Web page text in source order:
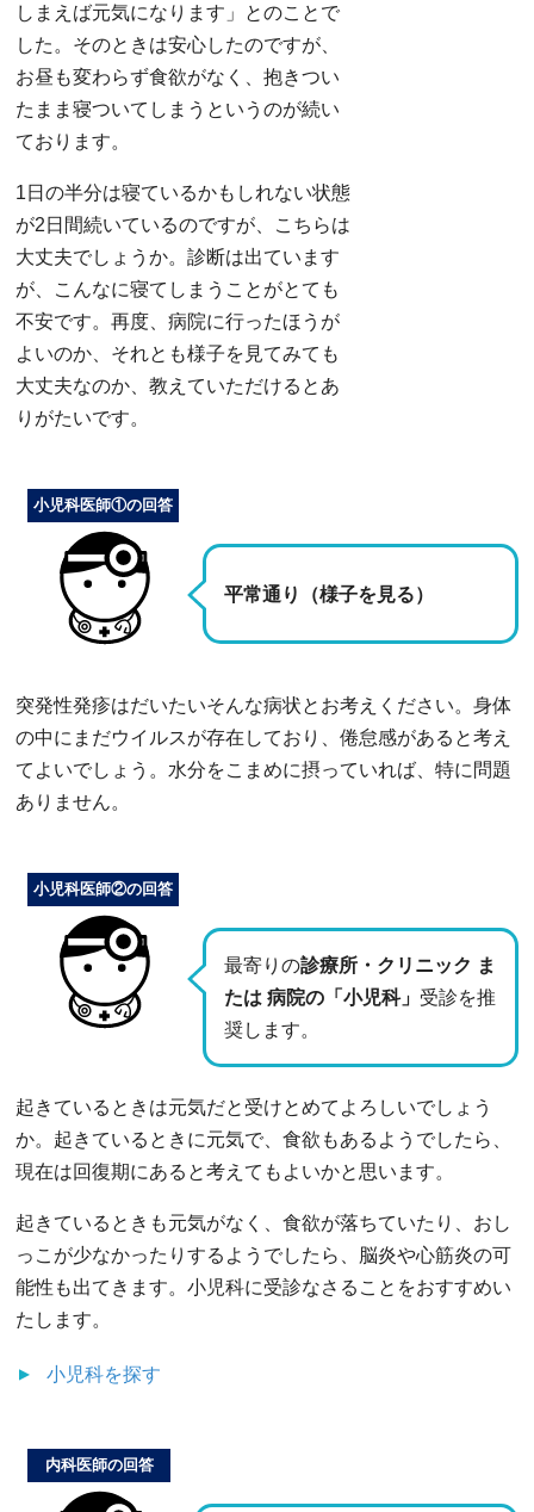
しまえば元気になります」とのことで
した。そのときは安心したのですが、
お昼も変わらず食欲がなく、抱きつい
たまま寝ついてしまうというのが続い
ております。
1日の半分は寝ているかもしれない状態
が2日間続いているのですが、こちらは
大丈夫でしょうか。診断は出ています
が、こんなに寝てしまうことがとても
不安です。再度、病院に行ったほうが
よいのか、それとも様子を見てみても
大丈夫なのか、教えていただけるとあ
りがたいです。
平常通り（様子を見る）
小児科医師①の回答
突発性発疹はだいたいそんな病状とお考えください。身体
の中にまだウイルスが存在しており、倦怠感があると考え
てよいでしょう。水分をこまめに摂っていれば、特に問題
ありません。
最寄りの診療所・クリニック ま
たは 病院の「小児科」 受診を推
奨します。
小児科医師②の回答
起きているときは元気だと受けとめてよろしいでしょう
か。起きているときに元気で、食欲もあるようでしたら、
現在は回復期にあると考えてもよいかと思います。
起きているときも元気がなく、食欲が落ちていたり、おし
っこが少なかったりするようでしたら、脳炎や心筋炎の可
能性も出てきます。小児科に受診なさることをおすすめい
たします。
小児科を探す
内科医師の回答